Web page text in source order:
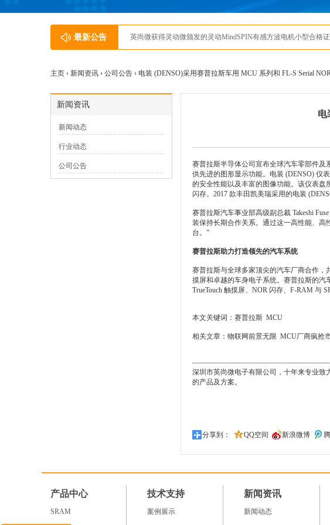
最新公告 英尚微获得灵动微颁发的灵动MindSPIN有感方波电机小型合格证
主页 › 新闻资讯 › 公司公告 › 电装 (DENSO)采用赛普拉斯车用 MCU 系列和 FL-S Serial
新闻资讯
新闻动态
行业动态
公司公告
电
赛普拉斯半导体公司宣布全球汽车零部件及
供先进的图形显示功能。电装 (DENSO) 仪
的安全性能以及丰富的图像功能。该仪表盘
闪存。2017 款丰田凯美瑞采用的电装
赛普拉斯汽车事业部高级副总裁 Takeshi
装保持长期合作关系。通过这一高性能、高
台。”
赛普拉斯助力打造领先的汽车系统
赛普拉斯与全球多家顶尖的汽车厂商合作
摸屏和卓越的车身电子系统。赛普拉斯的汽
TrueTouch 触摸屏、NOR 闪存、F-RAM 与
本文关键词： 赛普拉斯 MCU
相关文章： 物联网前景无限 MCU厂商疯抢
深圳市英尚微电子有限公司，十年来专业
的产品及方案。
分享到： QQ空间 新浪微博
产品中心
SRAM
技术支持
案例展示
新闻资讯
新闻动态